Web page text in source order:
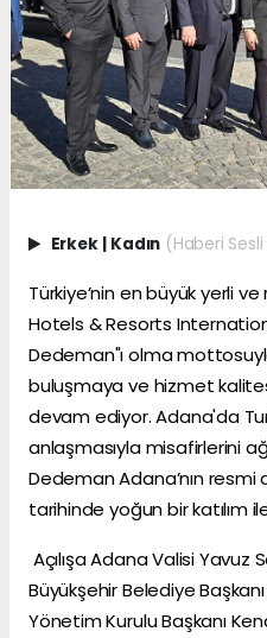
Erkek Kadın (Haberi
Türkiye’nin en büyük yerli
Hotels & Resorts
Dedeman"ı olma
buluşmaya ve hizmet
devam ediyor. Adana'da
anlaşmasıyla misafirlerini
Dedeman Adana’nın resmi
tarihinde yoğun bir katılım
Açılışa Adana Valisi Yavuz
Büyükşehir Belediye
Yönetim Kurulu Başkanı